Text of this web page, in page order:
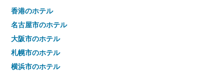
香港のホテル
名古屋市のホテル
大阪市のホテル
札幌市のホテル
横浜市のホテル